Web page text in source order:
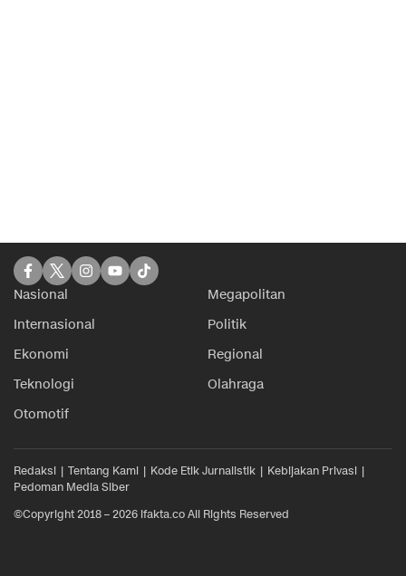
Nasional
Megapolitan
Internasional
Politik
Ekonomi
Regional
Teknologi
Olahraga
Otomotif
Redaksi Tentang Kami Kode Etik Jurnalistik
Kebijakan Privasi
Pedoman Media Siber
©Copyright 2018 – 2026 ifakta.co All Rights Reserved